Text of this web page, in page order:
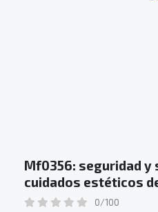
Mf0356: seguridad y
cuidados estéticos
0/100